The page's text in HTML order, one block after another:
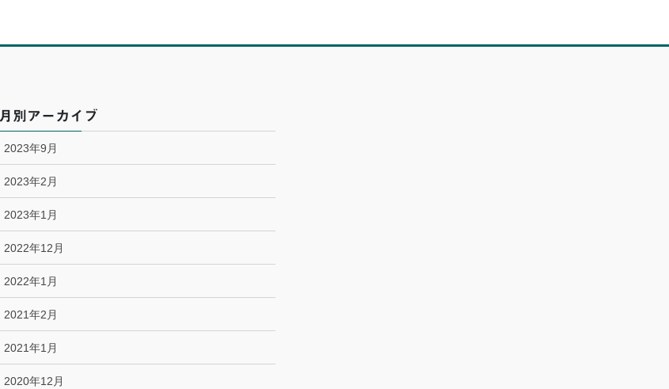
月別アーカイブ
2023年9月
2023年2月
2023年1月
2022年12月
2022年1月
2021年2月
2021年1月
2020年12月